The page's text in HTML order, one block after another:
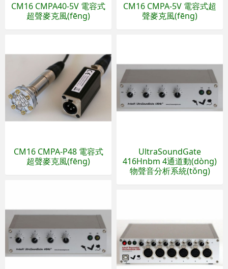
CM16 CMPA40-5V 電容式
超聲麥克風(fēng)
CM16 CMPA-5V 電容式超
聲麥克風(fēng)
CM16 CMPA-P48 電容式
超聲麥克風(fēng)
UltraSoundGate
416Hnbm 4通道動(dòng)
物聲音分析系統(tǒng)